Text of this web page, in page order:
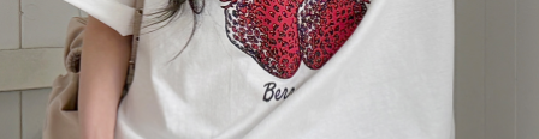
도착보장⚡
인플루언서 pick!
신상 5%
ALL
익스클루시브